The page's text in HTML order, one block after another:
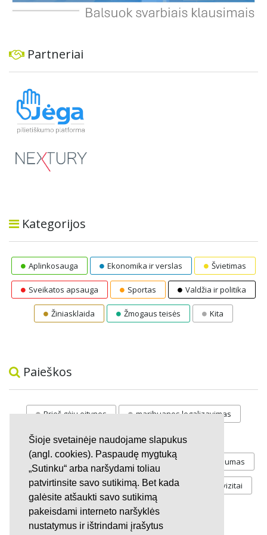
Šioje svetainėje naudojame slapukus
(angl. cookies). Paspaudę mygtuką
„Sutinku“ arba naršydami toliau
patvirtinsite savo sutikimą. Bet kada
galėsite atšaukti savo sutikimą
pakeisdami interneto naršyklės
nustatymus ir ištrindami įrašytus
Partneriai
Kategorijos
Aplinkosauga Ekonomika ir verslas Švietimas
Sveikatos apsauga Sportas Valdžia ir politika
Žiniasklaida Žmogaus teisės Kita
Paieškos
Prieš gėju eitynes marihuanos legalizavimas
STOP vaiku atemimas
Pilnos moksleivių vasaros atostogos referendumas
Keliu jaunystės Valandos Rekvizitai
Investicijos